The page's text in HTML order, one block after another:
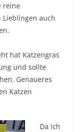
reine
auch
hat Katzengras
und sollte
Genaueres
Katzen
Da ich